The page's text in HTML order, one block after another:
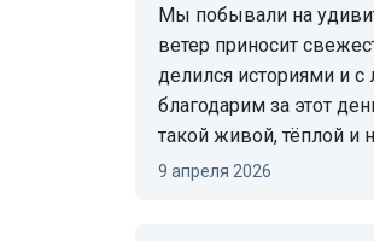
Мы побывали на удивительных пляжах, где океан показывает себя со всех сторон , где
ветер приносит
делился историями и
благодарим за этот
такой живой, тёплой и
9 апреля 2026